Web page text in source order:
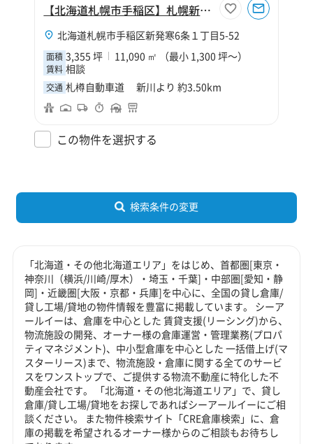
【北海道札幌市手稲区】札幌新発寒物流センター
北海道札幌市手稲区新発寒6条１丁目5-52
面積 3,355 坪 11,090 ㎡ （最小 1,300 坪～）
賃料 相談
交通 札樽自動車道 新川より 約3.50km
この物件を選択する
検索条件の変更
「北海道・その他北海道エリア」をはじめ、首都圏[東京・
神奈川（横浜/川崎/厚木）・埼玉・千葉]・中部圏[愛知・静
岡]・近畿圏[大阪・京都・兵庫]を中心に、全国の貸し倉庫/
貸し工場/貸地の物件情報を豊富に掲載しています。 シーア
ールイーは、倉庫を中心とした 賃貸支援(リーシング)から、
物流施設の開発、オーナー様の倉庫運営・管理業務(プロパ
ティマネジメント)、中小型倉庫を中心とした 一括借上げ(マ
スターリース)まで、物流施設・倉庫に関する全てのサービ
スをワンストップで、ご提供する物流不動産に特化した不
動産会社です。 「北海道・その他北海道エリア」で、貸し
倉庫/貸し工場/貸地をお探しであればシーアールイーにご相
談ください。 また物件検索サイト「CRE倉庫検索」に、倉
庫の掲載を希望されるオーナー様からのご相談もお待ちし